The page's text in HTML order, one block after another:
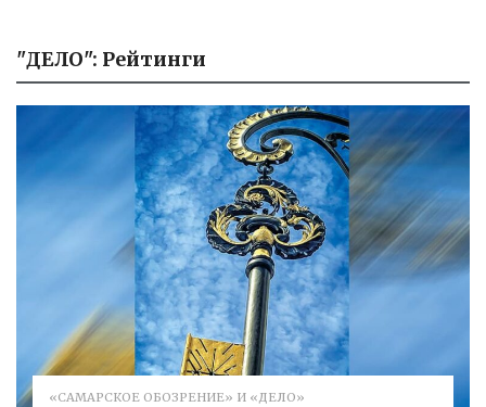
"ДЕЛО": Рейтинги
«САМАРСКОЕ ОБОЗРЕНИЕ» И «ДЕЛО»